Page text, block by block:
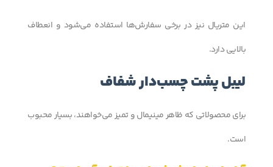
این متریال نیز در برخی سفارش‌ها استفاده می‌شود و انعطاف
بالایی دارد.
لیبل پشت چسب‌دار شفاف
برای محصولاتی که ظاهر مینیمال و تمیز می‌خواهند، بسیار محبوب
است.